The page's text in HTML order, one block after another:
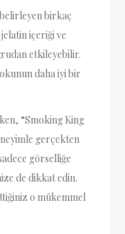
birkaç
içeriği ve
etkileyebilir.
daha iyi bir
“Smoking King
gerçekten
görselliğe
de dikkat edin.
o mükemmel